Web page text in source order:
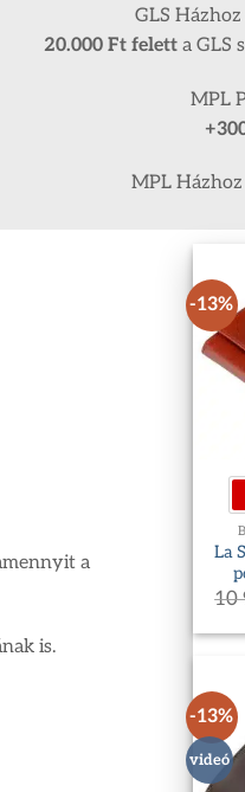
GLS
20.000 Ft feletta GLS
MPL
MPL
a
is.
-13%
La
10
-13%
videó